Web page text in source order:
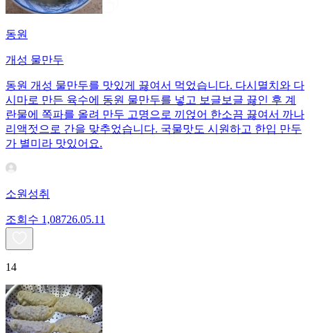
동원
개성 물만두
동원 개성 물만두를 맛있게 끓여서 먹었습니다. 다시멸치와 다
시마로 만든 육수에 동원 물만두를 넣고 보글보글 끓인 후 계
란물에 쪽파를 올려 만두 고명으로 끼얹어 한소끔 끓여서 까나
리액젓으로 간을 맞추었습니다. 국물맛도 시원하고 한입 만두
가 별미라 맛있어요.
소원성취
조회수 1,08726.05.11
14